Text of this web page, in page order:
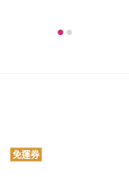
免運券